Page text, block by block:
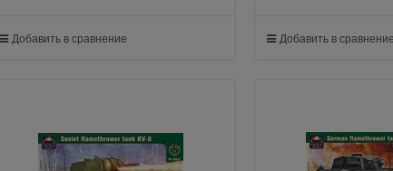
Добавить в сравнение Добавить в сравнение